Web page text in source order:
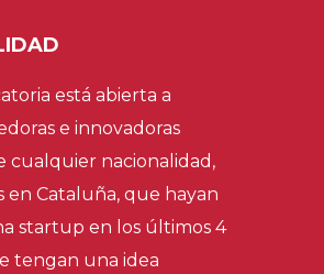
está abierta a
e innovadoras
cualquier nacionalidad,
en Cataluña, que hayan
startup en los últimos 4
tengan una idea